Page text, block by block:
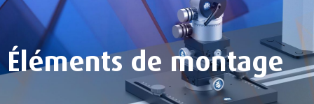
Éléments de montage